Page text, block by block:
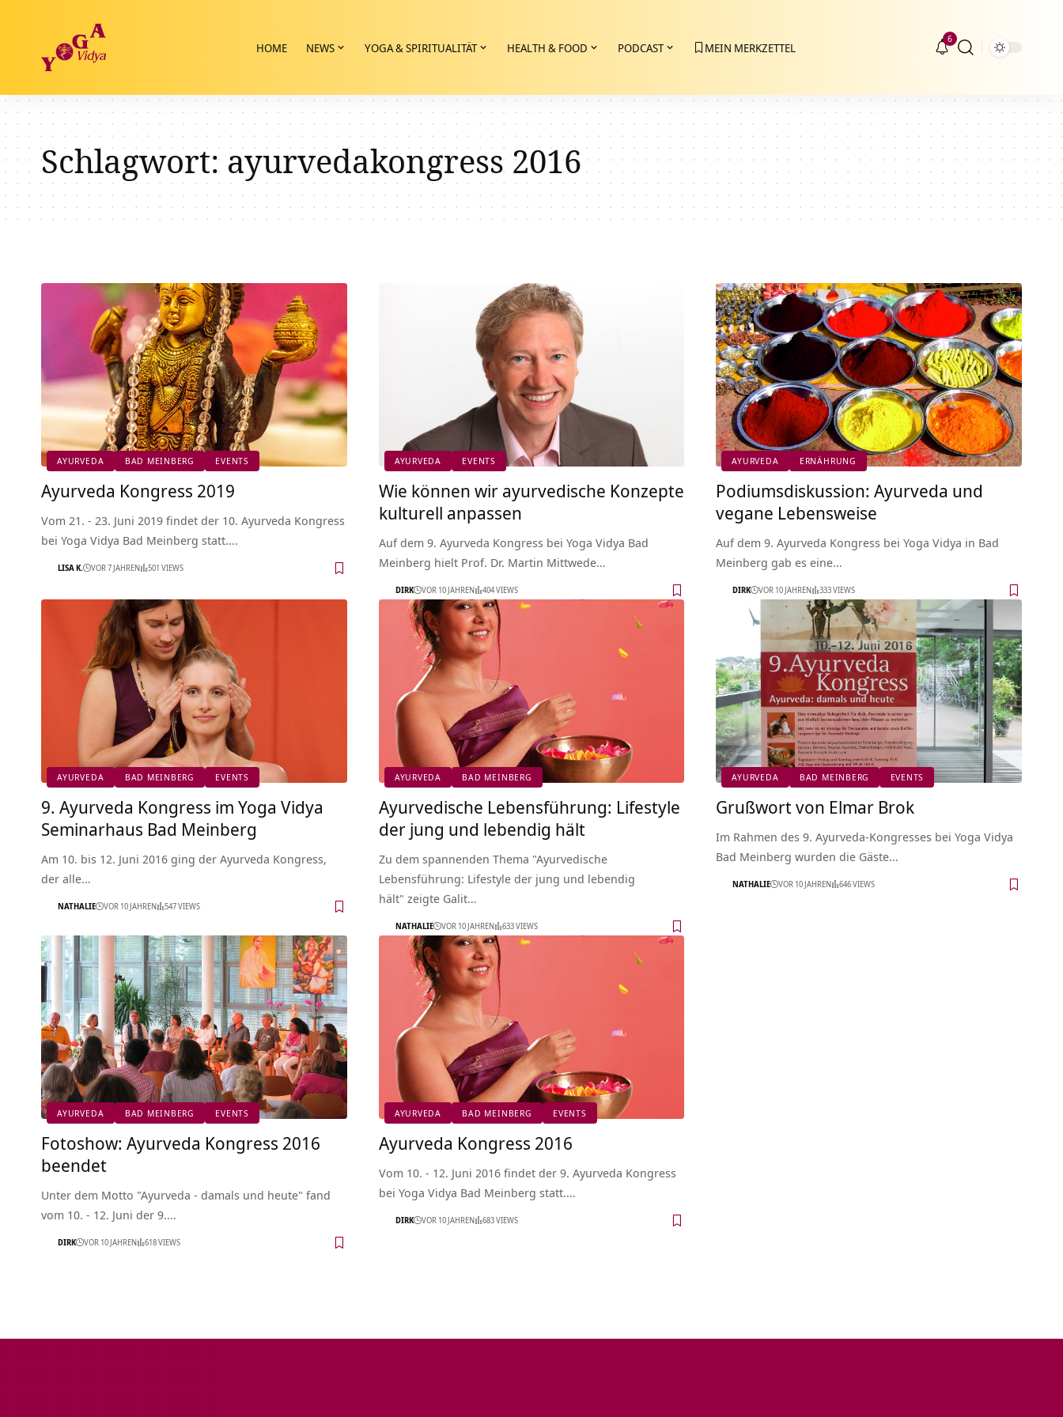
HOME NEWS YOGA & SPIRITUALITÄT HEALTH & FOOD PODCAST MEIN MERKZETTEL
6
Schlagwort: ayurvedakongress 2016
AYURVEDA BAD MEINBERG EVENTS
Ayurveda Kongress 2019
Vom 21. - 23. Juni 2019 findet der 10. Ayurveda Kongress
bei Yoga Vidya Bad Meinberg statt.…
LISA K. VOR 7 JAHREN 501 VIEWS
AYURVEDA EVENTS
Wie können wir ayurvedische Konzepte
kulturell anpassen
Auf dem 9. Ayurveda Kongress bei Yoga Vidya Bad
Meinberg hielt Prof. Dr. Martin Mittwede…
DIRK VOR 10 JAHREN 404 VIEWS
AYURVEDA ERNÄHRUNG
Podiumsdiskussion: Ayurveda und
vegane Lebensweise
Auf dem 9. Ayurveda Kongress bei Yoga Vidya in Bad
Meinberg gab es eine…
DIRK VOR 10 JAHREN 333 VIEWS
AYURVEDA BAD MEINBERG EVENTS
9. Ayurveda Kongress im Yoga Vidya
Seminarhaus Bad Meinberg
Am 10. bis 12. Juni 2016 ging der Ayurveda Kongress,
der alle…
NATHALIE VOR 10 JAHREN 547 VIEWS
AYURVEDA BAD MEINBERG
Ayurvedische Lebensführung: Lifestyle
der jung und lebendig hält
Zu dem spannenden Thema "Ayurvedische
Lebensführung: Lifestyle der jung und lebendig
hält" zeigte Galit…
NATHALIE VOR 10 JAHREN 633 VIEWS
AYURVEDA BAD MEINBERG EVENTS
Grußwort von Elmar Brok
Im Rahmen des 9. Ayurveda-Kongresses bei Yoga Vidya
Bad Meinberg wurden die Gäste…
NATHALIE VOR 10 JAHREN 646 VIEWS
AYURVEDA BAD MEINBERG EVENTS
Fotoshow: Ayurveda Kongress 2016
beendet
Unter dem Motto "Ayurveda - damals und heute" fand
vom 10. - 12. Juni der 9.…
DIRK VOR 10 JAHREN 618 VIEWS
AYURVEDA BAD MEINBERG EVENTS
Ayurveda Kongress 2016
Vom 10. - 12. Juni 2016 findet der 9. Ayurveda Kongress
bei Yoga Vidya Bad Meinberg statt.…
DIRK VOR 10 JAHREN 683 VIEWS